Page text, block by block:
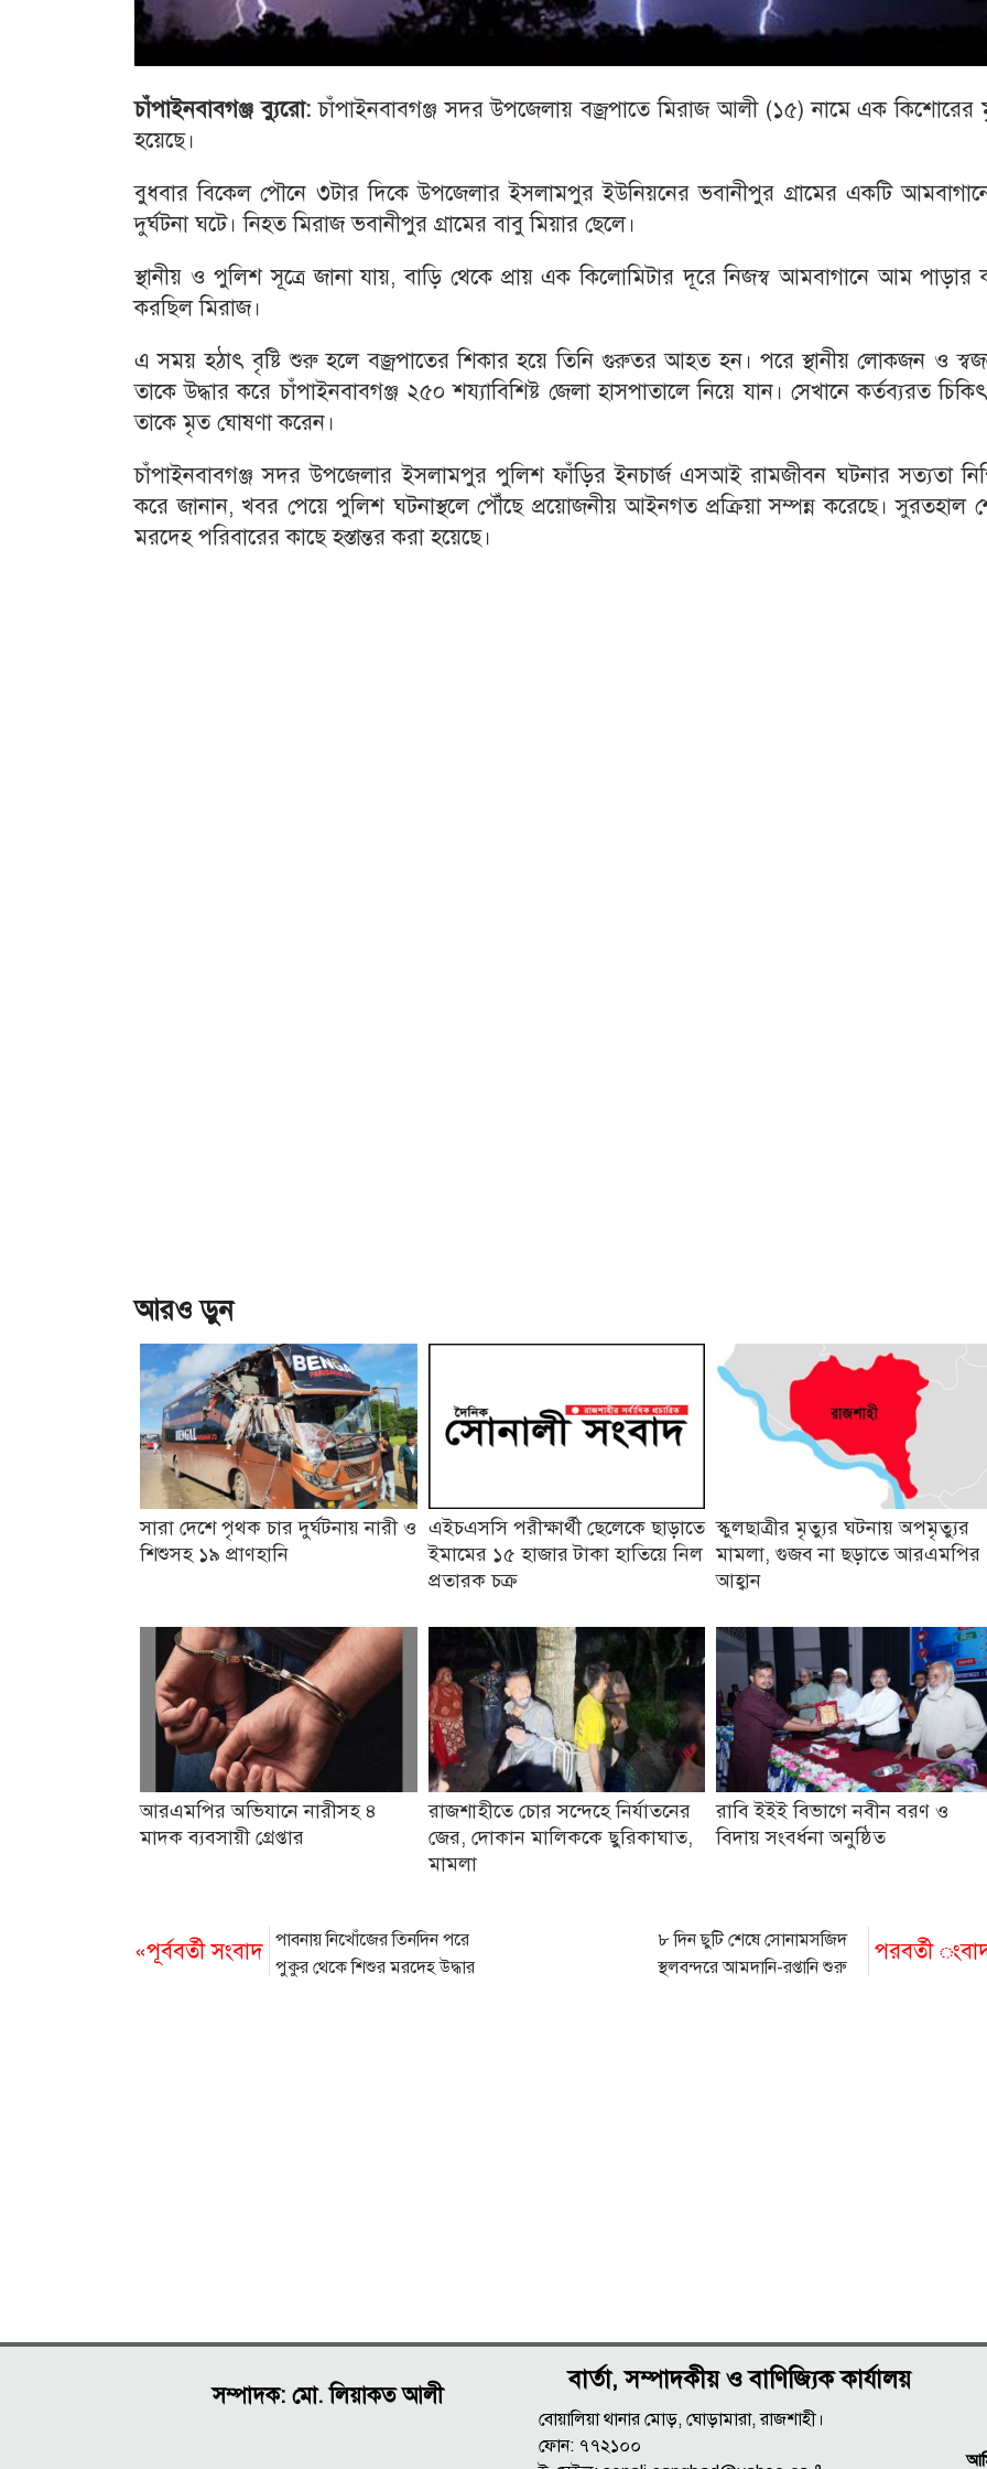
চাঁপাইনবাবগঞ্জ ব্যুরো:চাঁপাইনবাবগঞ্জ সদর উপজেলায় বজ্রপাতে মিরাজ আলী (১৫) নামে এক কিশোরের
হয়েছে।
বুধবার বিকেল পৌনে ৩টার দিকে উপজেলার ইসলামপুর ইউনিয়নের ভবানীপুর গ্রামের একটি
দুর্ঘটনা ঘটে। নিহত মিরাজ ভবানীপুর গ্রামের বাবু মিয়ার ছেলে।
স্থানীয় ও পুলিশ সূত্রে জানা যায়, বাড়ি থেকে প্রায় এক কিলোমিটার দূরে নিজস্ব আমবাগানে আম পাড়ার
করছিল মিরাজ।
এ সময় হঠাৎ বৃষ্টি শুরু হলে বজ্রপাতের শিকার হয়ে তিনি গুরুতর আহত হন। পরে স্থানীয় লোকজন ও
তাকে উদ্ধার করে চাঁপাইনবাবগঞ্জ ২৫০ শয্যাবিশিষ্ট জেলা হাসপাতালে নিয়ে যান। সেখানে কর্তব্যরত
তাকে মৃত ঘোষণা করেন।
চাঁপাইনবাবগঞ্জ সদর উপজেলার ইসলামপুর পুলিশ ফাঁড়ির ইনচার্জ এসআই রামজীবন ঘটনার সত্যতা
করে জানান, খবর পেয়ে পুলিশ ঘটনাস্থলে পৌঁছে প্রয়োজনীয় আইনগত প্রক্রিয়া সম্পন্ন করেছে। সুরতহাল
মরদেহ পরিবারের কাছে হস্তান্তর করা হয়েছে।
আরও ড়ুন
সারা দেশে পৃথক চার দুর্ঘটনায় নারী ও
শিশুসহ ১৯ প্রাণহানি
এইচএসসি পরীক্ষার্থী ছেলেকে ছাড়াতে
ইমামের ১৫ হাজার টাকা হাতিয়ে নিল
প্রতারক চক্র
স্কুলছাত্রীর মৃত্যুর ঘটনায় অপমৃত্যুর
মামলা, গুজব না ছড়াতে আরএমপির
আহ্বান
আরএমপির অভিযানে নারীসহ ৪
মাদক ব্যবসায়ী গ্রেপ্তার
রাজশাহীতে চোর সন্দেহে নির্যাতনের
জের, দোকান মালিককে ছুরিকাঘাত,
মামলা
রাবি ইইই বিভাগে নবীন বরণ ও
বিদায় সংবর্ধনা অনুষ্ঠিত
«পূর্ববর্তী সংবাদ পাবনায় নিখোঁজের তিনদিন পরে
পুকুর থেকে শিশুর মরদেহ উদ্ধার
পরবর্তী
৮ দিন ছুটি শেষে সোনামসজিদ
স্থলবন্দরে আমদানি-রপ্তানি শুরু
সম্পাদক: মো. লিয়াকত আলী
বার্তা, সম্পাদকীয় ও বাণিজ্যিক কার্যালয়
বোয়ালিয়া থানার মোড়, ঘোড়ামারা, রাজশাহী।
ফোন: ৭৭২১০০